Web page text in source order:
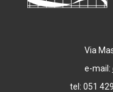
Via
e-mail:
tel: 051